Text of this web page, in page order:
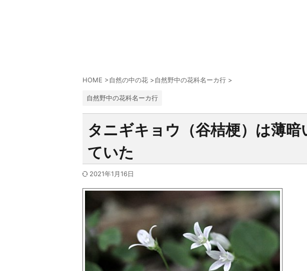
HOME >自然の中の花 >自然野中の花科名ーカ行 >
自然野中の花科名ーカ行
タニギキョウ（谷桔梗）は薄暗
ていた
2021年1月16日